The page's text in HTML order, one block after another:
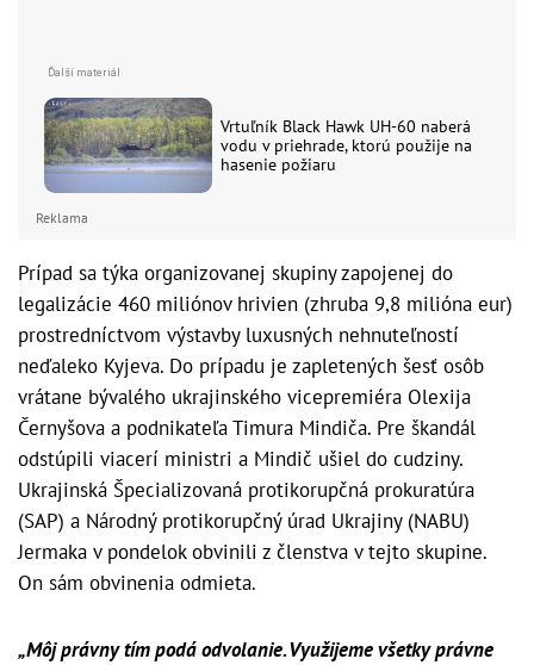
Vrtuľník Black Hawk UH-60 naberá
vodu v priehrade, ktorú použije na
hasenie požiaru
Reklama
Prípad sa týka organizovanej skupiny zapojenej do
legalizácie 460 miliónov hrivien (zhruba 9,8 milióna eur)
prostredníctvom výstavby luxusných nehnuteľností
neďaleko Kyjeva. Do prípadu je zapletených šesť osôb
vrátane bývalého ukrajinského vicepremiéra Olexija
Černyšova a podnikateľa Timura Mindiča. Pre škandál
odstúpili viacerí ministri a Mindič ušiel do cudziny.
Ukrajinská Špecializovaná protikorupčná prokuratúra
(SAP) a Národný protikorupčný úrad Ukrajiny (NABU)
Jermaka v pondelok obvinili z členstva v tejto skupine.
On sám obvinenia odmieta.
„Môj právny tím podá odvolanie. Využijeme všetky právne